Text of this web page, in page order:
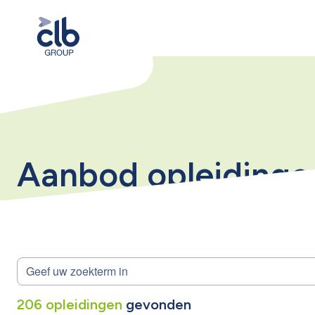
Aanbod
206 opleidingen gevonden